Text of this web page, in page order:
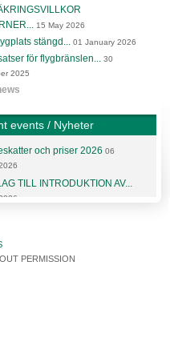
15 May 2026
stängd... 01 January 2026
för flygbränslen... 30
2025
events / Nyheter
och priser 2026 06
TILL INTRODUKTION AV...
PERMISSION